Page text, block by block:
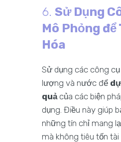
6. Sử Dụng
Mô Phỏng để
Hóa
Sử dụng các công
lượng và nước để
quảcủa các biện
dụng. Điều này giúp
những tín chỉ mang
mà không tiêu tốn